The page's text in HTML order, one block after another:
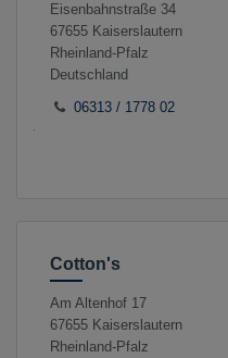
Eisenbahnstraße 34
67655 Kaiserslautern
Rheinland-Pfalz
Deutschland
06313 / 1778 02
Cotton's
Am Altenhof 17
67655 Kaiserslautern
Rheinland-Pfalz